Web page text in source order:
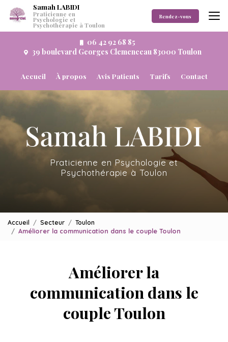
Aller
06 42 92 68 85
39 boulevard Georges Clemenceau 83000 Toulon
Accueil À propos Avis Patients Tarifs Contact
Samah LABIDI
Praticienne en
Psychologie et
Psychothérapie à Toulon
Rendez-vous
Praticienne en Psychologie et
Psychothérapie à Toulon
Accueil Secteur
Toulon
Améliorer la communication dans le couple Toulon
Améliorer la
communication dans le
couple Toulon